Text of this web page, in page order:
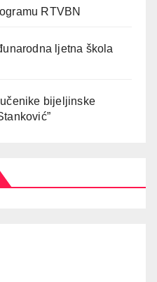
RTVBN
ljetna škola
bijeljinske